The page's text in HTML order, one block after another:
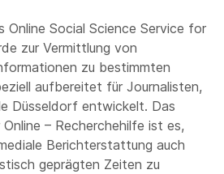
Online Social Science Service for
zur Vermittlung von
zu bestimmten
aufbereitet für Journalisten,
Düsseldorf entwickelt. Das
– Recherchehilfe ist es,
Berichterstattung auch
geprägten Zeiten zu